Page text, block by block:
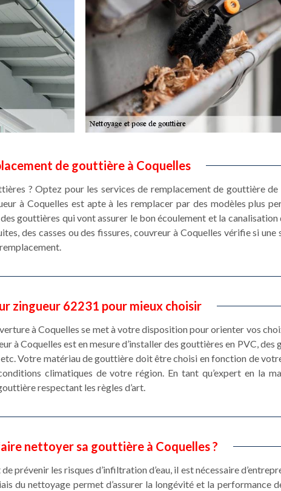
de gouttière à Coquelles
? Optez pour les services de remplacement de gouttière de
à Coquelles est apte à les remplacer par des modèles plus
gouttières qui vont assurer le bon écoulement et la canalisation
des casses ou des fissures, couvreur à Coquelles vérifie si
zingueur 62231 pour mieux choisir
à Coquelles se met à votre disposition pour orienter vos
à Coquelles est en mesure d’installer des gouttières en PVC, des
Votre matériau de gouttière doit être choisi en fonction de
climatiques de votre région. En tant qu’expert en la
respectant les règles d’art.
nettoyer sa gouttière à Coquelles ?
les risques d’infiltration d’eau, il est nécessaire
du nettoyage permet d’assurer la longévité et la performance